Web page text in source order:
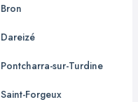
Bron
Dareizé
Pontcharra-sur-Turdine
Saint-Forgeux